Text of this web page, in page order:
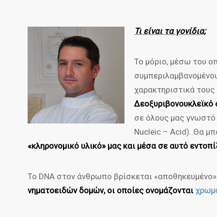
Τι είναι τα γονίδια;
Το μόριο, μέσω του
χαρακτηριστικά τους
Δεοξυριβονουκλεϊκό
σε όλους μας γνωστό
Nucleic – Acid). Θα
«κληρονομικό υλικό» μας και μέσα σε αυτό
Το DNA στον άνθρωπο βρίσκεται
νηματοειδών δομών, οι οποίες ονομάζονται